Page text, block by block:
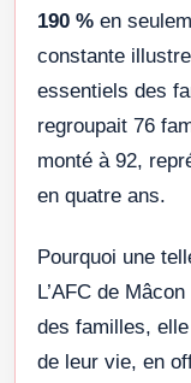
190 % en
constante
essentiels des
regroupait 76
monté à 92,
en quatre ans.
Pourquoi une
L’AFC de
des familles,
de leur vie, en